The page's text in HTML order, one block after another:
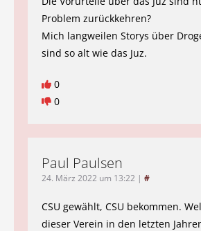
Problem zurückkehren?
Mich langweilen Storys über
sind so alt wie das Juz.
0
0
Paul Paulsen
24. März 2022 um 13:22 | #
CSU gewählt, CSU bekommen.
dieser Verein in den letzten